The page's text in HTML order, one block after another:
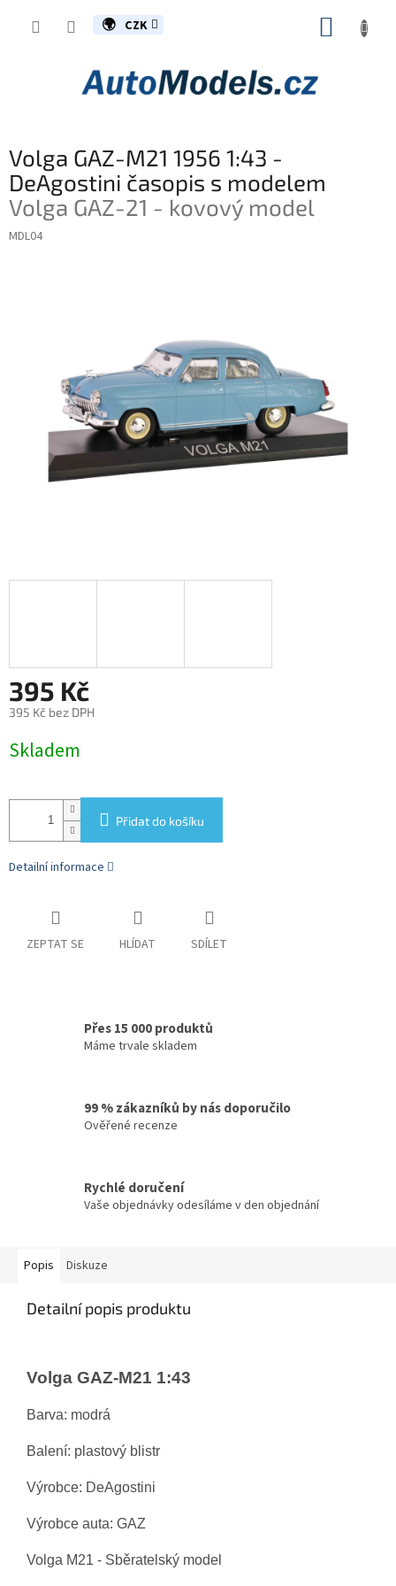
CZK
Volga GAZ-M21 1956 1:43 -
DeAgostini časopis s modelem
Volga GAZ-21 - kovový model
MDL04
395 Kč
395 Kč bez DPH
cena:
Skladem
Přidat do košíku
Detailní informace
ZEPTAT SE HLÍDAT SDÍLET
Přes 15 000 produktů
Máme trvale skladem
99 % zákazníků by nás doporučilo
Ověřené recenze
Rychlé doručení
Vaše objednávky odesíláme v den objednání
Popis Diskuze
Detailní popis produktu
Volga GAZ-M21 1:43
Barva: modrá
Balení: plastový blistr
Výrobce: DeAgostini
Výrobce auta: GAZ
Volga M21 - Sběratelský model